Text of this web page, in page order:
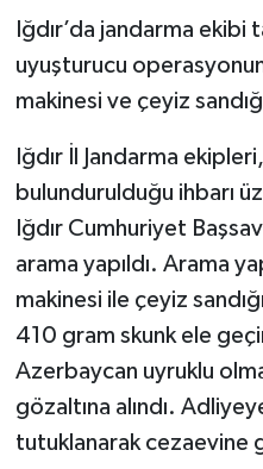
Iğdır’da jandarma ekibi
uyuşturucu
makinesi ve çeyiz
Iğdır İl Jandarma
bulundurulduğu ihbarı
Iğdır Cumhuriyet
arama yapıldı. Arama
makinesi ile çeyiz
410 gram skunk ele
Azerbaycan uyruklu
gözaltına alındı.
tutuklanarak cezaevine